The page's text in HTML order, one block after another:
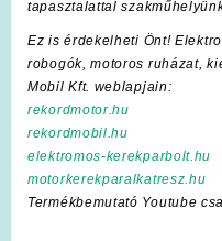
tapasztalattal
Ez is érdekelheti Önt!
robogók, motoros ruházat,
Mobil Kft. weblapjain:
rekordmotor.hu
rekordmobil.hu
elektromos-kerekparbolt.hu
motorkerekparalkatresz.hu
Termékbemutató Youtube